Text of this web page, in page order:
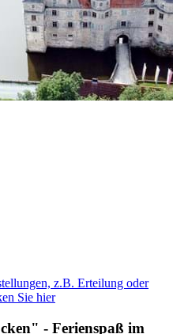
z.B. Erteilung oder
Sie hier
- Ferienspaß im